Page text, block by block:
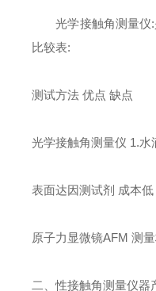
光学接触角测量仪:
比较表:
测试方法 优点 缺点
光学接触角测量仪 1.
表面达因测试剂 成本
原子力显微镜AFM 测
二、性接触角测量仪器